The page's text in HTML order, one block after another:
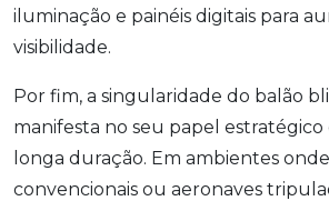
iluminação e painéis digitais para
visibilidade.
Por fim, a singularidade do balão
manifesta no seu papel estratégico
longa duração. Em ambientes
convencionais ou aeronaves